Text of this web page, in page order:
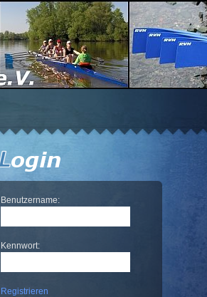
Benutzername:
Kennwort:
Registrieren